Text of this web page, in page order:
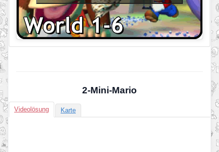
2-Mini-Mario
Videolösung Karte